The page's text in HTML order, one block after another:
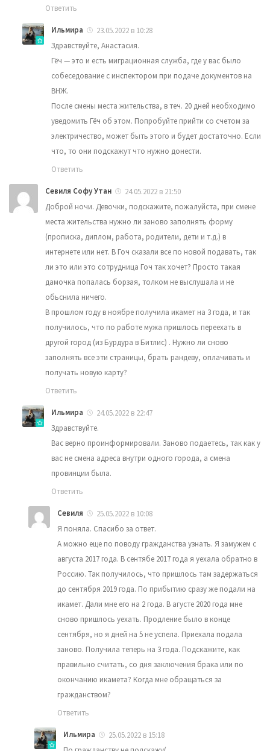
Ответить
Ильмира
23.05.2022 в 10:28
Здравствуйте, Анастасия.
Гёч — это и есть миграционная служба, где у вас было
собеседование с инспектором при подаче документов на
ВНЖ.
После смены места жительства, в теч. 20 дней необходимо
уведомить Гёч об этом. Попробуйте прийти со счетом за
электричество, может быть этого и будет достаточно. Если
что, то они подскажут что нужно донести.
Ответить
Севиля Софу Утан
24.05.2022 в 21:50
Доброй ночи. Девочки, подскажите, пожалуйста, при смене
места жительства нужно ли заново заполнять форму
(прописка, диплом, работа, родители, дети и т.д.) в
интернете или нет. В Гоч сказали все по новой подавать, так
ли это или это сотрудница Гоч так хочет? Просто такая
дамочка попалась борзая, толком не выслушала и не
обьснила ничего.
В прошлом году в ноябре получила икамет на 3 года, и так
получилось, что по работе мужа пришлось переехать в
другой город (из Бурдура в Битлис) . Нужно ли сново
заполнять все эти страницы, брать рандеву, оплачивать и
получать новую карту?
Ответить
Ильмира
24.05.2022 в 22:47
Здравствуйте.
Вас верно проинформировали. Заново подаетесь, так как у
вас не смена адреса внутри одного города, а смена
провинции была.
Ответить
Севиля
25.05.2022 в 10:08
Я поняла. Спасибо за ответ.
А можно еще по поводу гражданства узнать. Я замужем с
августа 2017 года. В сентябе 2017 года я уехала обратно в
Россию. Так получилось, что пришлось там задержаться
до сентября 2019 года. По прибытию сразу же подали на
икамет. Дали мне его на 2 года. В агусте 2020 года мне
сново пришлось уехать. Продление было в конце
сентября, но я дней на 5 не успела. Приехала подала
заново. Получила теперь на 3 года. Подскажите, как
правильно считать, со дня заключения брака или по
окончанию икамета? Когда мне обращаться за
гражданством?
Ответить
Ильмира
25.05.2022 в 15:18